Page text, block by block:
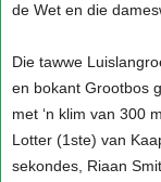
de Wet en die
Die tawwe
en bokant Grootbos
met ‘n klim van 300
Lotter (1ste) van
sekondes, Riaan